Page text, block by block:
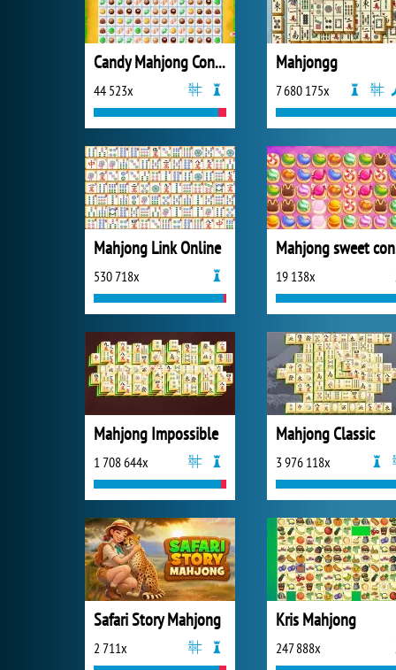
Candy Mahjong Connect
44 523x
Mahjongg
7 680 175x
Mahjong Link Online
530 718x 19 138x
Mahjong Impossible
1 708 644x
Mahjong Classic
3 976 118x
Safari Story Mahjong
2 711x
Kris Mahjong
247 888x